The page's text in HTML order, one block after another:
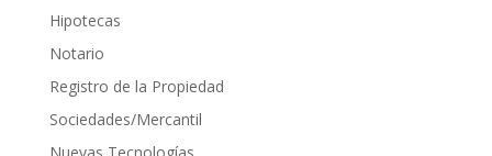
Hipotecas
Notario
Registro de la Propiedad
Sociedades/Mercantil